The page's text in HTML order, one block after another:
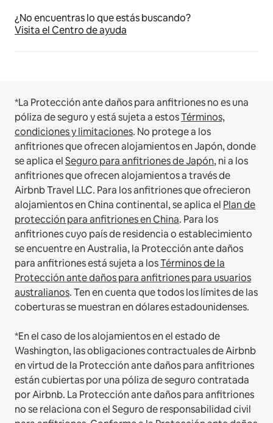
¿No encuentras lo que estás buscando?
Visita el Centro de ayuda
*La Protección ante daños para anfitriones no es una
póliza de seguro y está sujeta a estosTérminos,
condiciones y limitaciones. No protege a los
anfitriones que ofrecen alojamientos en Japón, donde
se aplica elSeguro para anfitriones de Japón, ni a los
anfitriones que ofrecen alojamientos a través de
Airbnb Travel LLC. Para los anfitriones que ofrecieron
alojamientos en China continental, se aplica el Plan de
protección para anfitriones en China. Para los
anfitriones cuyo país de residencia o establecimiento
se encuentre en Australia, la Protección ante daños
para anfitriones está sujeta a losTérminos de la
Protección ante daños para anfitriones para usuarios
australianos. Ten en cuenta que todos los límites de las
coberturas se muestran en dólares estadounidenses.
*En el caso de los alojamientos en el estado de
Washington, las obligaciones contractuales de Airbnb
en virtud de la Protección ante daños para anfitriones
están cubiertas por una póliza de seguro contratada
por Airbnb. La Protección ante daños para anfitriones
no se relaciona con el Seguro de responsabilidad civil